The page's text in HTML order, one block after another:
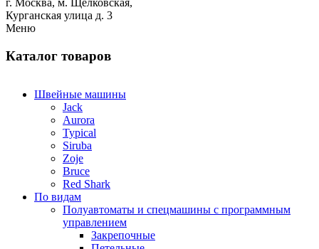
Курганская улица д. 3
Меню
Каталог товаров
Швейные машины
Jack
Aurora
Typical
Siruba
Zoje
Bruce
Red Shark
По видам
Полуавтоматы и спецмашины с программным
управлением
Закрепочные